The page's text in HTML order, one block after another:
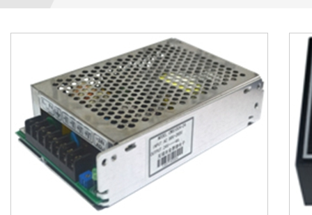
公司荣获电气行业优选潜力品牌，配电领域十大优
参加第四届电力行业变配电及电能质量专业技术交
第八届配电自动化技术应用论坛于大连圆满落下帷